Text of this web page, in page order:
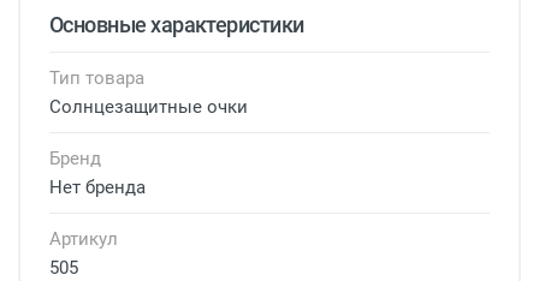
Основные характеристики
Тип товара
Солнцезащитные очки
Бренд
Нет бренда
Артикул
505